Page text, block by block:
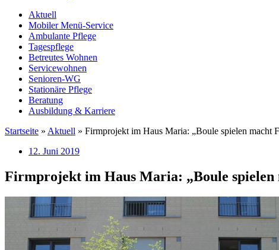
Aktuell
Mobiler Menü-Service
Ambulante Pflege
Tagespflege
Betreutes Wohnen
Servicewohnen
Senioren-WG
Stationäre Pflege
Beratung
Ausbildung & Karriere
Startseite » Aktuell » Firmprojekt im Haus Maria: „Boule spielen macht
12. Juni 2019
Firmprojekt im Haus Maria: „Boule spielen